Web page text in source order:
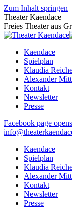
Zum Inhalt springen
Theater Kaendace
Freies Theater aus
Kaendace
Spielplan
Klaudia
Alexander
Kontakt
Newsletter
Presse
Facebook page
Kaendace
Spielplan
Klaudia
Alexander
Kontakt
Newsletter
Presse